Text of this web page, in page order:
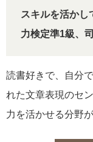
スキルを活かし
力検定準1級、
読書好きで、自分
れた文章表現のセ
力を活かせる分野